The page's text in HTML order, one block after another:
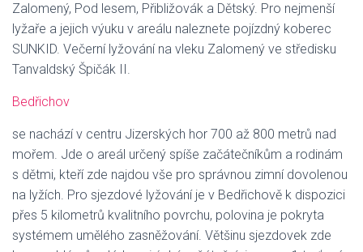
Zalomený, Pod lesem, Přibližovák a Dětský. Pro nejmenší
lyžaře a jejich výuku v areálu naleznete pojízdný koberec
SUNKID. Večerní lyžování na vleku Zalomený ve středisku
Tanvaldský Špičák II.
Bedřichov
se nachází v centru Jizerských hor 700 až 800 metrů nad
mořem. Jde o areál určený spíše začátečníkům a rodinám
s dětmi, kteří zde najdou vše pro správnou zimní dovolenou
na lyžích. Pro sjezdové lyžování je v Bedřichově k dispozici
přes 5 kilometrů kvalitního povrchu, polovina je pokryta
systémem umělého zasněžování. Většinu sjezdovek zde